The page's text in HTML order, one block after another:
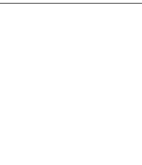
Cursos en León